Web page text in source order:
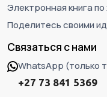
Электронная книга
Поделитесь своими
Связаться с нами
WhatsApp (только
+27 73 841 5369